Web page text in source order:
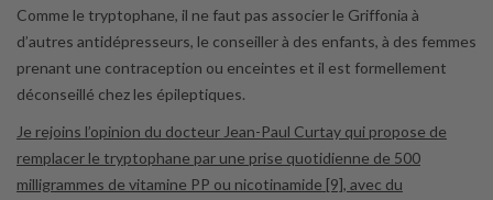
Comme le tryptophane, il ne faut pas associer le Griffonia à
d’autres antidépresseurs, le conseiller à des enfants, à des femmes
prenant une contraception ou enceintes et il est formellement
déconseillé chez les épileptiques.
Je rejoins l’opinion du docteur Jean-Paul Curtay qui propose de
remplacer le tryptophane par une prise quotidienne de 500
milligrammes de vitamine PP ou nicotinamide [9], avec du